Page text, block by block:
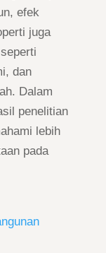
efek
juga
dan
Dalam
penelitian
lebih
pada